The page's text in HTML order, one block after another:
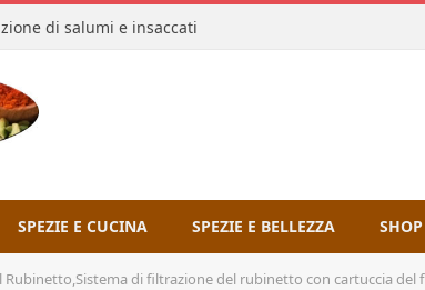
di salumi e insaccati
SPEZIE E CUCINA SPEZIE E BELLEZZA SHOP
di filtrazione del rubinetto con cartuccia del filtro in ceramica,Filtro